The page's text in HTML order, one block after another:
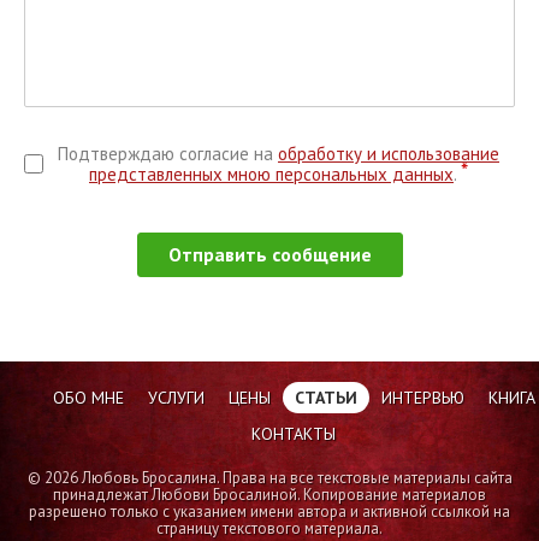
Подтверждаю согласие на обработку и использование
представленных мною персональных данных. *
Отправить сообщение
ОБО МНЕ УСЛУГИ ЦЕНЫ СТАТЬИ ИНТЕРВЬЮ
КНИГА
КОНТАКТЫ
© 2026 Любовь Бросалина. Права на все текстовые материалы сайта
принадлежат Любови Бросалиной. Копирование материалов
разрешено только с указанием имени автора и активной ссылкой на
страницу текстового материала.